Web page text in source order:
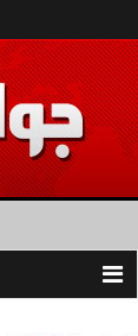
Toggle